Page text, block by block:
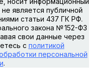
является публичной
статьи 437 ГК РФ.
закона № 152-ФЗ
свои данные через
с политикой
персональной
.